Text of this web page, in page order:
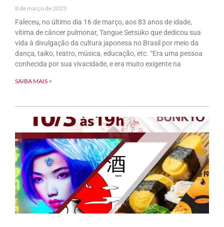
8 de março de 2023
Faleceu, no último dia 16 de março, aos 83 anos de idade,
vítima de câncer pulmonar, Tangue Setsuko que dedicou sua
vida à divulgação da cultura japonesa no Brasil por meio da
dança, taiko, teatro, música, educação, etc. “Era uma pessoa
conhecida por sua vivacidade, e era muito exigente na
SAIBA MAIS >